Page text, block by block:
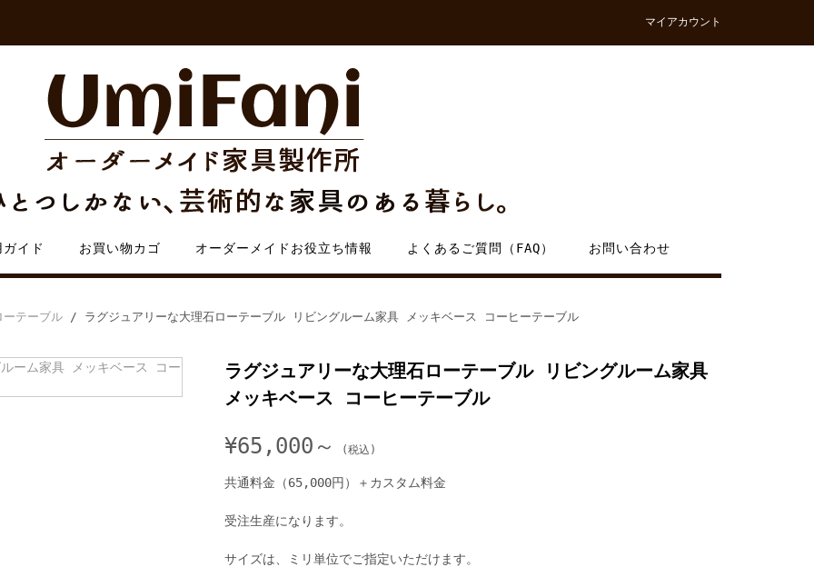
マイアカウント
イド お買い物カゴ オーダーメイドお役立ち情報 よくあるご質問（FAQ） お問い合わせ
ーテーブル / ラグジュアリーな大理石ローテーブル リビングルーム家具 メッキベース コーヒーテーブル
ラグジュアリーな大理石ローテーブル リビングルーム家具
メッキベース コーヒーテーブル
¥65,000～
共通料金（65,000円）＋カスタム料金
受注生産になります。
サイズは、ミリ単位でご指定いただけます。